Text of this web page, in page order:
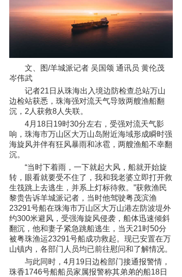
文、图/羊城派记者 吴国颂 通讯员 黄伦茂
岑伟武
记者21日从珠海出入境边防检查总站万山
边检站获悉，珠海强对流天气导致两艘渔船翻
沉，2人获救8人失联。
4月18日19时30分左右，受强对流天气影
响，珠海市万山区大万山岛附近海域形成瞬时强
海旋风并伴有狂风暴雨和冰雹，两艘渔船不幸翻
沉。
“当时下着雨，一下就起大风，船就开始旋
转，眼看就要受不住了，我和我老婆立即打开救
生筏跳上去逃生，并系上灯标待救。”获救渔民
黎贵告诉羊城派记者，当时他驾驶粤茂滨渔
23291号船在珠海市万山区大万山港左防波堤外
约300米避风，受强海旋风侵袭，船体迅速倾斜
翻沉，他和妻子紧急跳船逃生，当天21时50分
被粤珠渔运23291号船成功救起。现已安置在万
山镇内，各部门人员均已前往慰问和了解情况。
与此同时，4月19日边检部门接通报警情，
珠香1746号船船员家属报警称其弟弟的船18日